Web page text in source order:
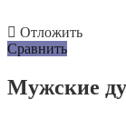
Отложить
Сравнить
Мужские